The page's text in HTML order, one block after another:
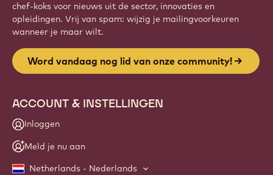
chef-koks voor nieuws uit de sector, innovaties en
opleidingen. Vrij van spam: wijzig je mailingvoorkeuren
wanneer je maar wilt.
Word vandaag nog lid van onze community!
ACCOUNT & INSTELLINGEN
Inloggen
Meld je nu aan
Netherlands - Nederlands